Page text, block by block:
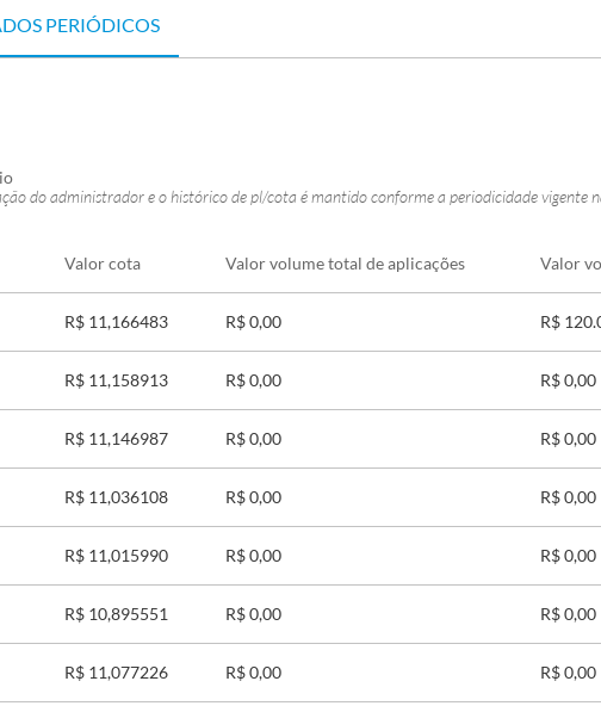
PERIÓDICOS
do administrador e o histórico de pl/cota é mantido conforme a periodicidade vigente
Valor cota Valor volume total de aplicações Valor
R$ 11,166483 R$ 0,00 R$
R$ 11,158913 R$ 0,00 R$ 0,00
R$ 11,146987 R$ 0,00 R$ 0,00
R$ 11,036108 R$ 0,00 R$ 0,00
R$ 11,015990 R$ 0,00 R$ 0,00
R$ 10,895551 R$ 0,00 R$ 0,00
R$ 11,077226 R$ 0,00 R$ 0,00